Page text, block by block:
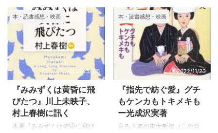
の後本を購入して読んだ作品
ということで、偶然に私の好
きな作家となったのが川上未
映子です。 『乳と卵 ...
に「作家としても、個人とし
ても、あれこれきついことが
立て続けに ...
なります。 初期作品はぼくと
いう１人称で書かれていた
が、この作品の私たちはカメ
ラアイの視点で人物に近づい
たり遠のいたり、向こうにま
わったり、上から覗いたりし
ます。 著者はこの作品を書く
ことによって、一段上の文体
を獲得したのかもしれませ
ん。 『アフターダーク』のあ
らすじと感想 深夜から朝まで
の数時間の出来事を書いて、
行された本で、『ねじまき鳥
クロニクル』の後、『海辺の
カフカ』の２年前の発行とな
っている、中編小説という位
置付けになるのだろうか。
『ねじまき鳥クロニクル』も
『海辺のカフカ』も読んでい
恋人』はなぜか読むことなく
過ぎてしまい、今回読むこと
になった作品になる。 １９９
９年といえば、村上春樹５０
本・読書感想・映画
2025/2/5
『みみずくは黄昏に飛
びたつ』川上未映子、
村上春樹に訊く
本著『みみずくは黄昏に飛び
本・読書感想・映画
2022/11/23
『指先で紡ぐ愛』グチ
もケンカもトキメキも
ー光成沢実著
盲ろう者の東大教授（この当